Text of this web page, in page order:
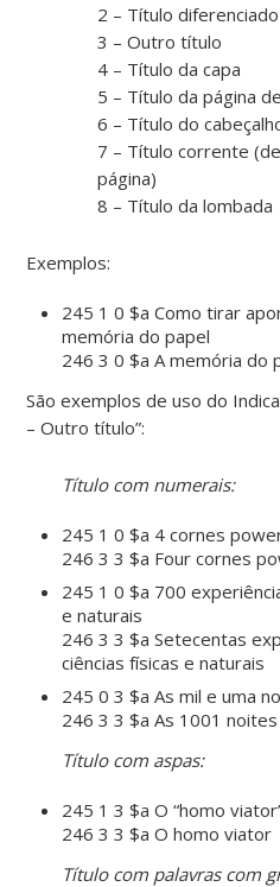
2 – Título diferenciado
3 – Outro título
4 – Título da capa
5 – Título da página
6 – Título do
7 – Título corrente
página)
8 – Título da lombada
Exemplos:
245 1 0 $a Como tirar
memória do papel
246 3 0 $a A memória do
São exemplos de uso do
– Outro título”:
Título com numerais:
245 1 0 $a 4 cornes
246 3 3 $a Four cornes
245 1 0 $a 700
e naturais
246 3 3 $a Setecentas
ciências físicas e naturais
245 0 3 $a As mil e uma
246 3 3 $a As 1001 noites
Título com aspas:
245 1 3 $a O “homo
246 3 3 $a O homo viator
Título com palavras com